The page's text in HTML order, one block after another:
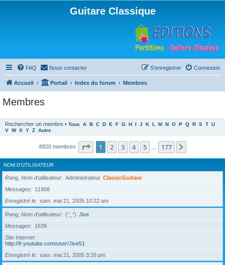
Guitare Classique
FAQ Nous contacter Connexion
S’enregistrer
Accueil Portail Index du forum Membres
Membres
Rechercher un membre • Tous A B C D E F G H I J K L M N O P Q R S T U
V W X Y Z Autre
8820 membres Page 1sur177
1 2 3 4 5 177
NOM D’UTILISATEUR
Rang, Nom d’utilisateur Administrateur ClassicGuitare
Messages
11908
Enregistré le
sam. mai 21, 2005 10:22 am
Rang, Nom d’utilisateur (°_°) Jive
Messages
1639
Site Internet
http://fr.youtube.com/user/Jive51
Enregistré le
sam. mai 21, 2005 3:26 pm